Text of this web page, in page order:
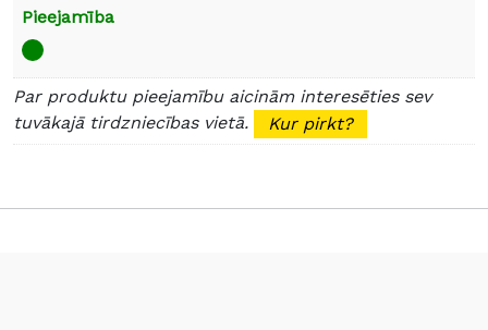
Pieejamība
Par produktu pieejamību aicinām interesēties sev
tuvākajā tirdzniecības vietā.
Kur pirkt?